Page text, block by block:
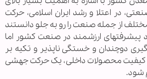
در اعتلا و رشد ایران اسلامی، حرکت
از جمله صنعت را رو به جلو دانستند
پیشرفتهای ارزشمند در صنعت کشور اما
دوچندان و خستگی ناپذیر و تکیه بر
کیفیت محصولات داخلی، یک حرکت جهشی
شود.